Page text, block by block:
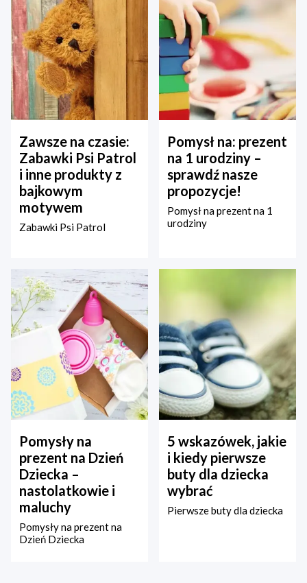
Zawsze na czasie:
Zabawki Psi Patrol
i inne produkty z
bajkowym
motywem
Zabawki Psi Patrol
Pomysł na: prezent
na 1 urodziny –
sprawdź nasze
propozycje!
Pomysł na prezent na 1
urodziny
Pomysły na
prezent na Dzień
Dziecka –
nastolatkowie i
maluchy
Pomysły na prezent na
Dzień Dziecka
5 wskazówek, jakie
i kiedy pierwsze
buty dla dziecka
wybrać
Pierwsze buty dla dziecka